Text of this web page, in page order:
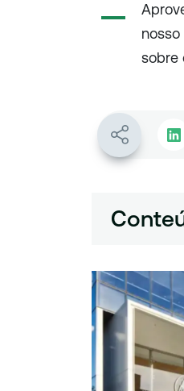
sobre